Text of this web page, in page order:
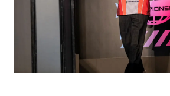
ニュースリリース
採用情報
プライバシーポリシー